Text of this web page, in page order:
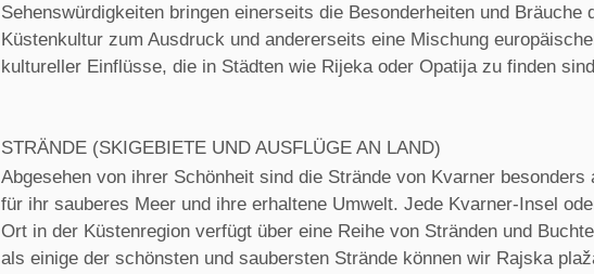
Sehenswürdigkeiten bringen einerseits die Besonderheiten und Bräuche
Küstenkultur zum Ausdruck und andererseits eine Mischung
kultureller Einflüsse, die in Städten wie Rijeka oder Opatija zu finden
STRÄNDE (SKIGEBIETE UND AUSFLÜGE AN LAND)
Abgesehen von ihrer Schönheit sind die Strände von Kvarner besonders
für ihr sauberes Meer und ihre erhaltene Umwelt. Jede Kvarner-Insel
Ort in der Küstenregion verfügt über eine Reihe von Stränden und
als einige der schönsten und saubersten Strände können wir Rajska